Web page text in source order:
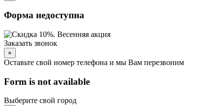
Форма недоступна
Заказать звонок
×
Оставьте свой номер телефона и мы Вам перезвоним
Form is not available
Выберите свой город